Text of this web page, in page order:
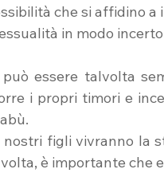
che si affidino a
in modo
essere talvolta
i propri timori e
nostri figli vivranno la
è importante che